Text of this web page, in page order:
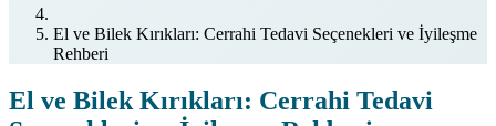
El ve Bilek Kırıkları: Cerrahi Tedavi Seçenekleri ve İyileşme
Rehberi
El ve Bilek Kırıkları: Cerrahi Tedavi